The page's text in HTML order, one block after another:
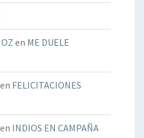
en ME DUELE
en FELICITACIONES
en INDIOS EN CAMPAÑA